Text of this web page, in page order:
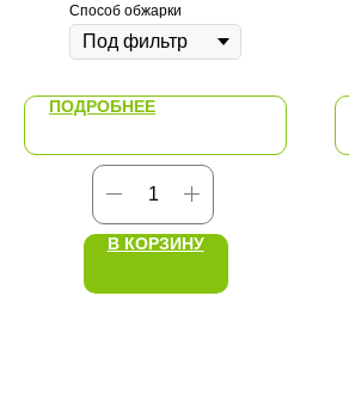
Способ обжарки
ПОДРОБНЕЕ
В КОРЗИНУ